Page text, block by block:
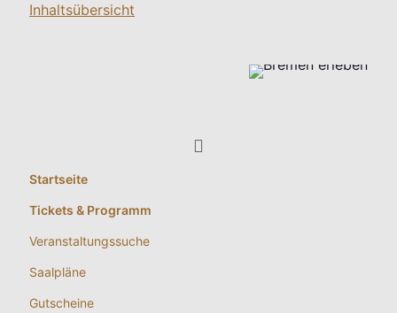
Inhaltsübersicht
Startseite
Tickets & Programm
Veranstaltungssuche
Saalpläne
Gutscheine